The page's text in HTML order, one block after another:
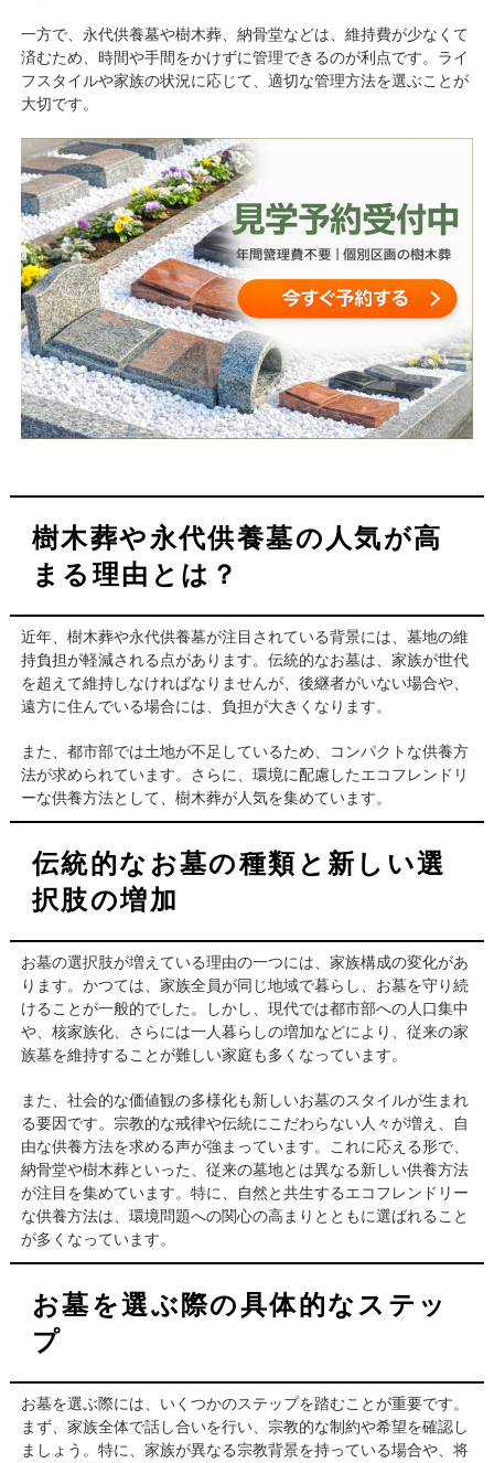
一方で、永代供養墓や樹木葬、納骨堂などは、維持費が少なくて
済むため、時間や手間をかけずに管理できるのが利点です。ライ
フスタイルや家族の状況に応じて、適切な管理方法を選ぶことが
大切です。
樹木葬や永代供養墓の人気が高
まる理由とは？
近年、樹木葬や永代供養墓が注目されている背景には、墓地の維
持負担が軽減される点があります。伝統的なお墓は、家族が世代
を超えて維持しなければなりませんが、後継者がいない場合や、
遠方に住んでいる場合には、負担が大きくなります。
また、都市部では土地が不足しているため、コンパクトな供養方
法が求められています。さらに、環境に配慮したエコフレンドリ
ーな供養方法として、樹木葬が人気を集めています。
伝統的なお墓の種類と新しい選
択肢の増加
お墓の選択肢が増えている理由の一つには、家族構成の変化があ
ります。かつては、家族全員が同じ地域で暮らし、お墓を守り続
けることが一般的でした。しかし、現代では都市部への人口集中
や、核家族化、さらには一人暮らしの増加などにより、従来の家
族墓を維持することが難しい家庭も多くなっています。
また、社会的な価値観の多様化も新しいお墓のスタイルが生まれ
る要因です。宗教的な戒律や伝統にこだわらない人々が増え、自
由な供養方法を求める声が強まっています。これに応える形で、
納骨堂や樹木葬といった、従来の墓地とは異なる新しい供養方法
が注目を集めています。特に、自然と共生するエコフレンドリー
な供養方法は、環境問題への関心の高まりとともに選ばれること
が多くなっています。
お墓を選ぶ際の具体的なステッ
プ
お墓を選ぶ際には、いくつかのステップを踏むことが重要です。
まず、家族全体で話し合いを行い、宗教的な制約や希望を確認し
ましょう。特に、家族が異なる宗教背景を持っている場合や、将